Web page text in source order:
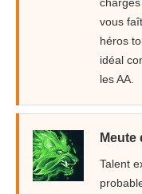
vous
héros
idéal
les AA.
Meute
Talent